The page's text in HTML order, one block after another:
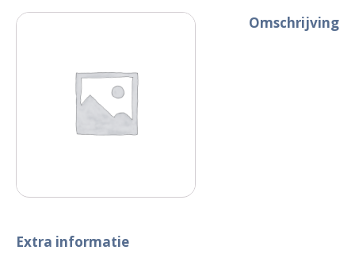
Omschrijving
Extra informatie